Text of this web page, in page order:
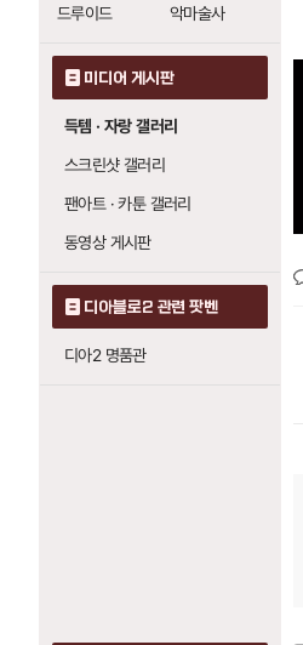
드루이드
악마술사
미디어 게시판
득템 · 자랑 갤러리
스크린샷 갤러리
팬아트 · 카툰 갤러리
동영상 게시판
디아블로2 관련 팟벤
디아2 명품관